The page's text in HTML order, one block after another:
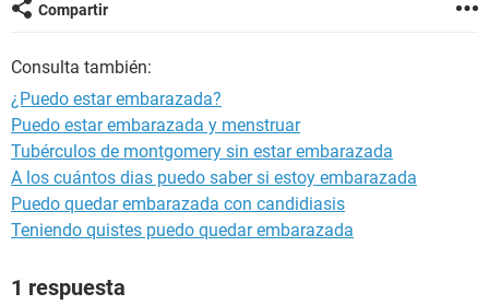
Compartir
Consulta también:
¿Puedo estar embarazada?
Puedo estar embarazada y menstruar
Tubérculos de montgomery sin estar embarazada
A los cuántos dias puedo saber si estoy embarazada
Puedo quedar embarazada con candidiasis
Teniendo quistes puedo quedar embarazada
1 respuesta